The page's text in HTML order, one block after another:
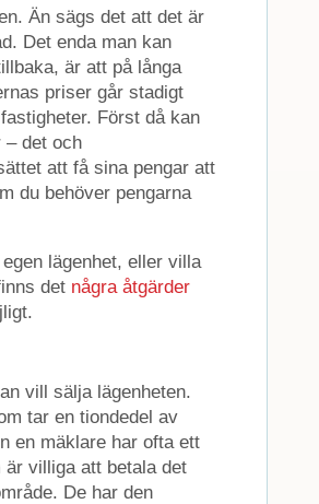
Än sägs det att det är
Det enda man kan
är att på långa
priser går stadigt
Först då kan
– det och
att få sina pengar att
du behöver pengarna
lägenhet, eller villa
det några åtgärder
vill sälja lägenheten.
tar en tiondedel av
en mäklare har ofta ett
villiga att betala det
De har den